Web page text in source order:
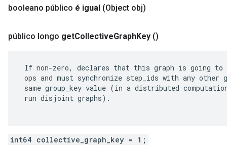
booleano público é igual (Object obj)
público longo getCollectiveGraphKey ()
If non-zero, declares that this graph is going to
ops and must synchronize step_ids with any other
same group_key value (in a distributed
run disjoint graphs).
int64 collective_graph_key = 1;